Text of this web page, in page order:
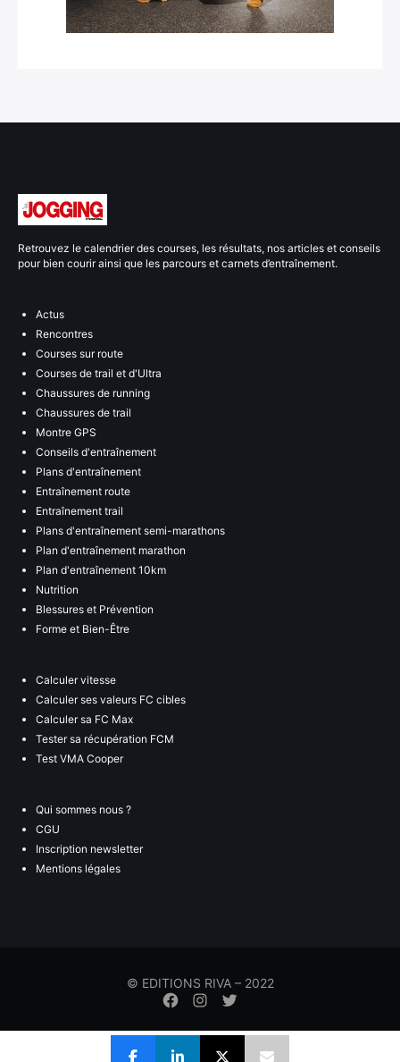
Retrouvez le calendrier des courses, les résultats, nos articles et conseils
pour bien courir ainsi que les parcours et carnets d’entraînement.
Actus
Rencontres
Courses sur route
Courses de trail et d'Ultra
Chaussures de running
Chaussures de trail
Montre GPS
Conseils d'entraînement
Plans d'entraînement
Entraînement route
Entraînement trail
Plans d'entraînement semi-marathons
Plan d'entraînement marathon
Plan d'entraînement 10km
Nutrition
Blessures et Prévention
Forme et Bien-Être
Calculer vitesse
Calculer ses valeurs FC cibles
Calculer sa FC Max
Tester sa récupération FCM
Test VMA Cooper
Qui sommes nous ?
CGU
Inscription newsletter
Mentions légales
© EDITIONS RIVA – 2022
Élément
menude
de